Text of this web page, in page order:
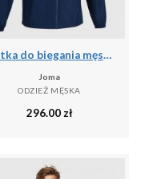
Kurtka do biegania męska Joma Elite VIII przeciwdeszczowa
Joma
ODZIEŻ MĘSKA
296.00zł